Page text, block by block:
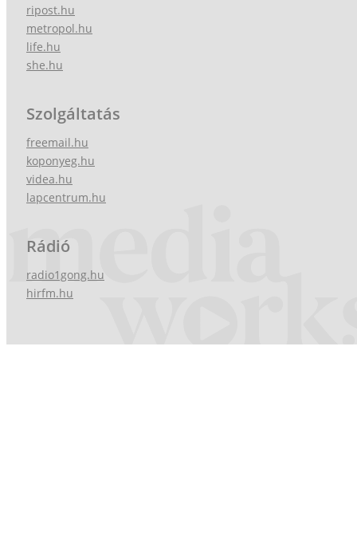
ripost.hu
metropol.hu
life.hu
she.hu
Szolgáltatás
freemail.hu
koponyeg.hu
videa.hu
lapcentrum.hu
Rádió
radio1gong.hu
hirfm.hu